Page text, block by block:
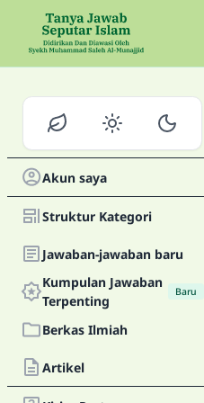
Akun saya
Struktur Kategori
Jawaban-jawaban baru
Kumpulan Jawaban
Terpenting
Baru
Berkas Ilmiah
Artikel